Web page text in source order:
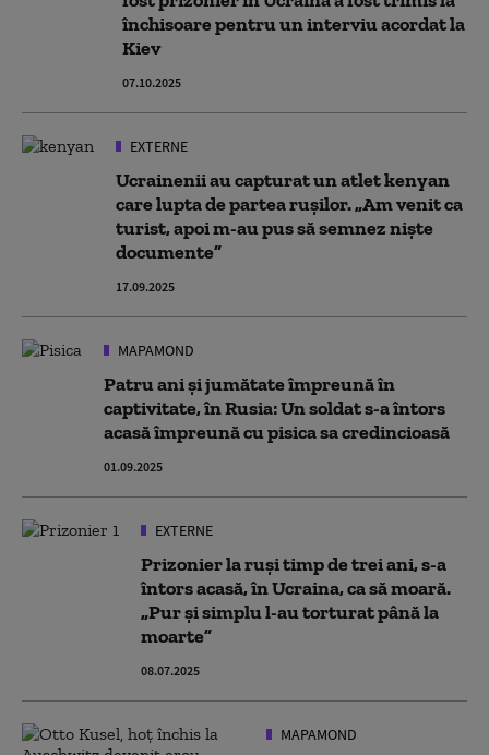
închisoare pentru un interviu acordat la
Kiev
07.10.2025
EXTERNE
Ucrainenii au capturat un atlet kenyan
care lupta de partea rușilor. „Am venit ca
turist, apoi m-au pus să semnez niște
documente”
17.09.2025
MAPAMOND
Patru ani și jumătate împreună în
captivitate, în Rusia: Un soldat s-a întors
acasă împreună cu pisica sa credincioasă
01.09.2025
EXTERNE
Prizonier la ruși timp de trei ani, s-a
întors acasă, în Ucraina, ca să moară.
„Pur și simplu l-au torturat până la
moarte”
08.07.2025
MAPAMOND